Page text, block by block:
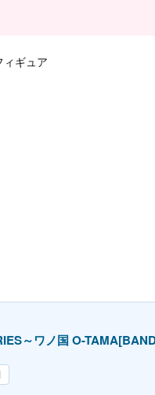
ィギュア
～ワノ国 O-